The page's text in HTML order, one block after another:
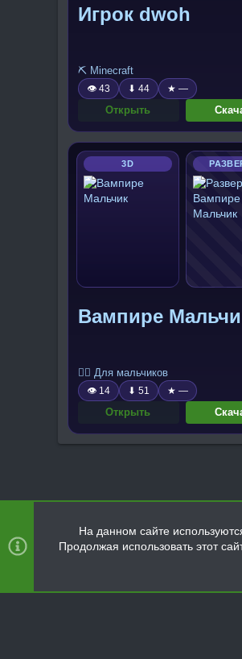
Игрок dwoh
⛏️ Minecraft
👁 43 ⬇ 44 ★ —
Открыть
3D
Вампире
🧍‍♂️ Для мальчиков
👁 14 ⬇ 51 ★ —
Открыть
На данном сайте
Продолжая использовать этот